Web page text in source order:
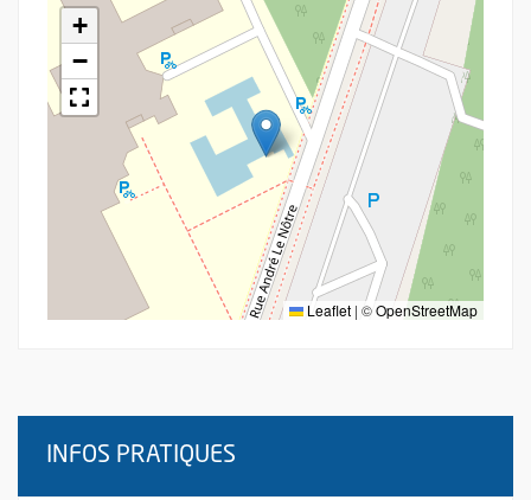
+
−
Leaflet | ©OpenStreetMap
INFOS PRATIQUES